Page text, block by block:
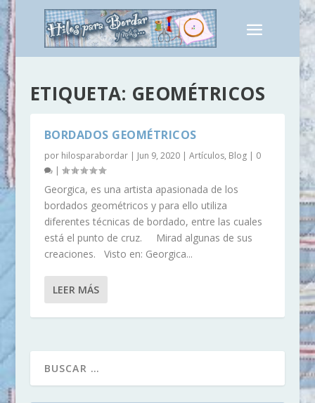
ETIQUETA: GEOMÉTRICOS
BORDADOS GEOMÉTRICOS
por hilosparabordar| Jun 9, 2020| Artículos, Blog| 0
|
Georgica, es una artista apasionada de los
bordados geométricos y para ello utiliza
diferentes técnicas de bordado, entre las cuales
está el punto de cruz. Mirad algunas de sus
creaciones. Visto en: Georgica...
LEER MÁS